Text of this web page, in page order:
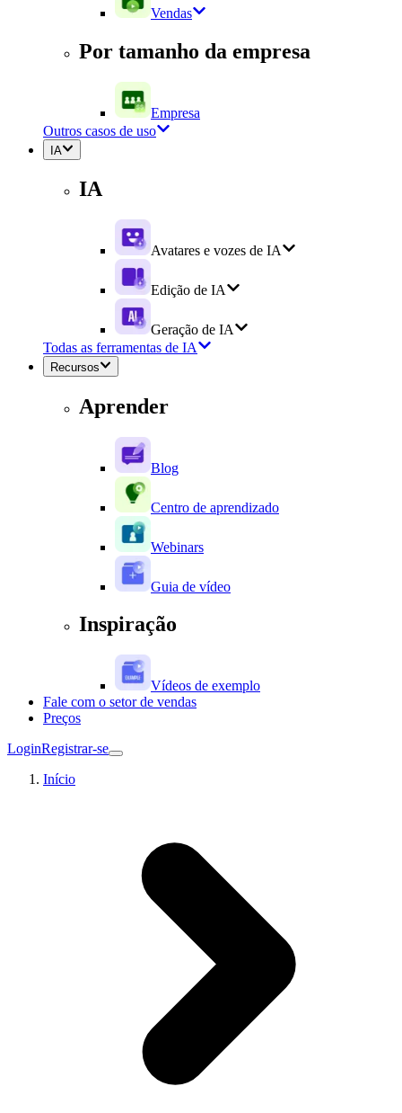
Vendas
Por tamanho da empresa
Empresa
Outros casos de uso
IA
IA
Avatares e vozes de IA
Edição de IA
Geração de IA
Todas as ferramentas de IA
Recursos
Aprender
Blog
Centro de aprendizado
Webinars
Guia de vídeo
Inspiração
Vídeos de exemplo
Fale com o setor de vendas
Preços
LoginRegistrar-se
Início